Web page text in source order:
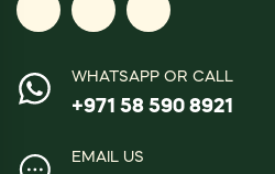
WHATSAPP OR CALL
+971 58 590 8921
EMAIL US